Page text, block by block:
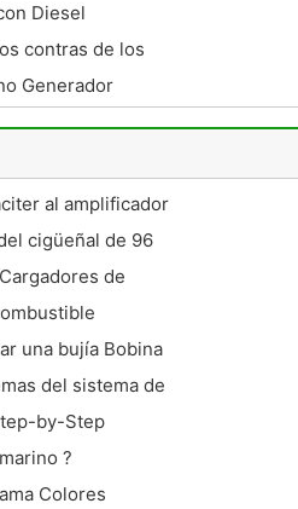
Diesel
contras de los
Generador
al amplificador
cigüeñal de 96
de
una bujía Bobina
2003?
del sistema de
Prix
by-Step
?
Colores